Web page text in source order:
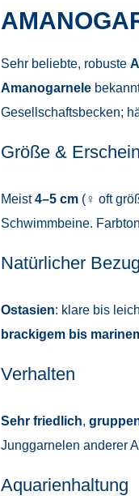
Sehr beliebte, robuste
Amanogarnele
Gesellschaftsbecken;
Größe &
Meist4–5 cm(♀ oft
Schwimmbeine.
Natürlicher
Ostasien: klare bis
brackigem bis
Verhalten
Sehr friedlich,
Junggarnelen anderer
Aquarienhaltung